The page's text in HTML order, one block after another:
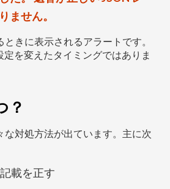
ません。
きに表示されるアラートです。
を変えたタイミングではありま
？
な対処方法が出ています。主に次
載を正す